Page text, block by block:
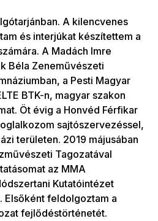
A kilencvenes
és interjúkat készítettem a
A Madách Imre
Béla Zeneművészeti
a Pesti Magyar
BTK-n, magyar szakon
Öt évig a Honvéd Férfikar
sajtószervezéssel,
területen. 2019 májusában
Tagozatával
az MMA
Kutatóintézet
Elsőként feldolgoztam a
fejlődéstörténetét.